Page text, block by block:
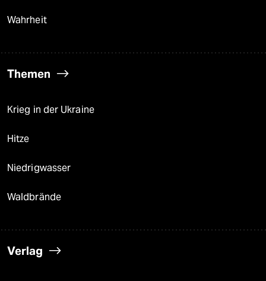
Wahrheit
Themen
Krieg in der Ukraine
Hitze
Niedrigwasser
Waldbrände
Verlag